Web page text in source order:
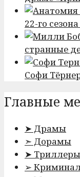
22-го
странные
Софи
Главные
➤ Драмы
➣ Дорамы
➤ Триллеры
➢